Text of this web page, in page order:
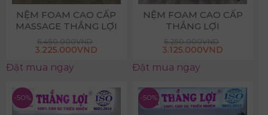
NỆM FOAM CAO CẤP
MASSAGE THẮNG LỢI
6.450.000VND
3.225.000VND
Đặt mua ngay
NỆM FOAM CAO CẤP
THẮNG LỢI
6.250.000VND
3.125.000VND
Đặt mua ngay
-50% -50%